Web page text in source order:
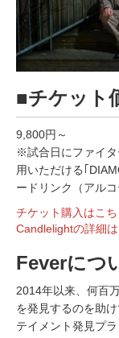
■チケット
9,800円～
※試合日にファイタ
用いただける｢
ードリンク（アル
チケット購入はこち
Candlelightの詳細
Feverにつ
2014年以来、何百
を発見するのを助
テイメント発見プラ